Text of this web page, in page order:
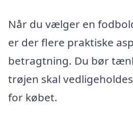
Når du vælger en
er der flere praktiske
betragtning. Du bør
trøjen skal
for købet.